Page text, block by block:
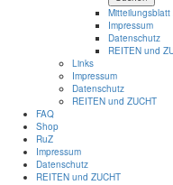
Mitteilungsblatt
Impressum
Datenschutz
REITEN und
Links
Impressum
Datenschutz
REITEN und ZUCHT
FAQ
Shop
RuZ
Impressum
Datenschutz
REITEN und ZUCHT